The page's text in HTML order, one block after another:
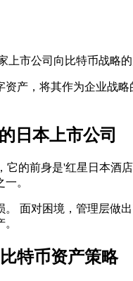
上市公司向比特币战略
产，将其作为企业战
日本上市公司
它的前身是'红星日本酒
。
面对困境，管理层做
特币资产策略